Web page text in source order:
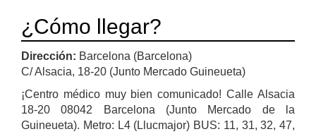
¿Cómo llegar?
Dirección: Barcelona (Barcelona)
C/ Alsacia, 18-20 (Junto Mercado Guineueta)
¡Centro médico muy bien comunicado! Calle Alsacia
18-20 08042 Barcelona (Junto Mercado de la
Guineueta). Metro: L4 (Llucmajor) BUS: 11, 31, 32, 47,